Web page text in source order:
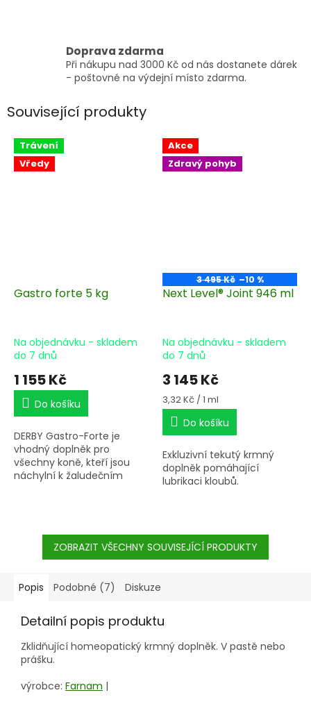
Doprava zdarma
Při nákupu nad 3000 Kč od nás dostanete dárek
- poštovné na výdejní místo zdarma.
Související produkty
Trávení
Vředy
Gastro forte 5 kg
Na objednávku - skladem
do 7 dnů
1 155 Kč
Do košíku
DERBY Gastro-Forte je
vhodný doplněk pro
všechny koně, kteří jsou
náchylní k žaludečním
hořčík, tryptofan a nebo
Akce
Zdravý pohyb
3 495 Kč –10 %
Next Level® Joint 946 ml
Na objednávku - skladem
do 7 dnů
3 145 Kč
Měrná
cena:
3,32 Kč / 1 ml
Do košíku
Exkluzivní tekutý krmný
doplněk pomáhající
lubrikaci kloubů.
ZOBRAZIT VŠECHNY SOUVISEJÍCÍ PRODUKTY
Popis Podobné (7) Diskuze
Detailní popis produktu
Zklidňující homeopatický krmný doplněk. V pastě nebo
prášku.
výrobce: Farnam |